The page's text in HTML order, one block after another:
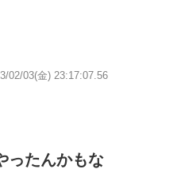
02/03(金) 23:17:07.56
ったんかもな